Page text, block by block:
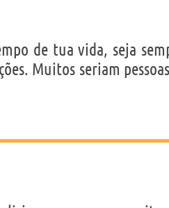
de tua vida, seja
Muitos seriam